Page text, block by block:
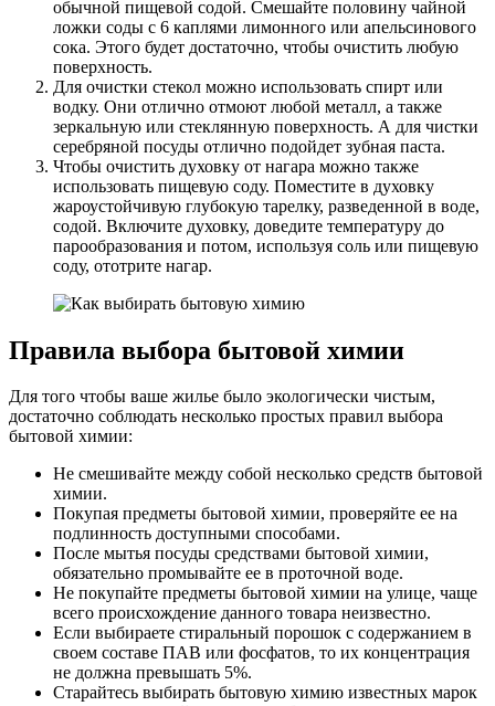
обычной пищевой содой. Смешайте половину чайной
ложки соды с 6 каплями лимонного или апельсинового
сока. Этого будет достаточно, чтобы очистить любую
поверхность.
Для очистки стекол можно использовать спирт или
водку. Они отлично отмоют любой металл, а также
зеркальную или стеклянную поверхность. А для чистки
серебряной посуды отлично подойдет зубная паста.
Чтобы очистить духовку от нагара можно также
использовать пищевую соду. Поместите в духовку
жароустойчивую глубокую тарелку, разведенной в воде,
содой. Включите духовку, доведите температуру до
парообразования и потом, используя соль или пищевую
соду, ототрите нагар.
Правила выбора бытовой химии
Для того чтобы ваше жилье было экологически чистым,
достаточно соблюдать несколько простых правил выбора
бытовой химии:
Не смешивайте между собой несколько средств бытовой
химии.
Покупая предметы бытовой химии, проверяйте ее на
подлинность доступными способами.
После мытья посуды средствами бытовой химии,
обязательно промывайте ее в проточной воде.
Не покупайте предметы бытовой химии на улице, чаще
всего происхождение данного товара неизвестно.
Если выбираете стиральный порошок с содержанием в
своем составе ПАВ или фосфатов, то их концентрация
не должна превышать 5%.
Старайтесь выбирать бытовую химию известных марок